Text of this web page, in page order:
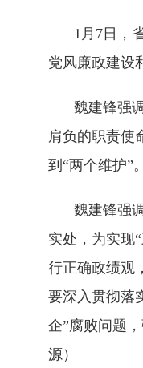
1月7日，
党风廉政建设
魏建锋强
肩负的职责使
到“两个维护”。
魏建锋强
实处，为实现
行正确政绩观
要深入贯彻落
企”腐败问题
源）